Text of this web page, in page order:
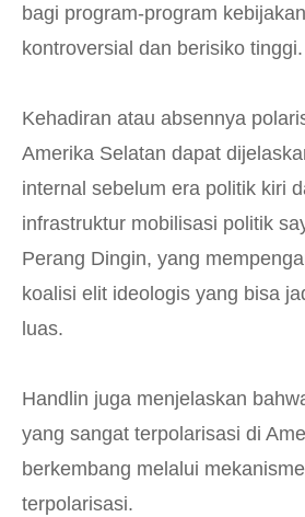
bagi program-program
kontroversial dan berisiko tinggi.
Kehadiran atau absennya
Amerika Selatan dapat
internal sebelum era politik kiri
infrastruktur mobilisasi politik
Perang Dingin, yang
koalisi elit ideologis yang bisa
luas.
Handlin juga menjelaskan
yang sangat terpolarisasi di
berkembang melalui
terpolarisasi.